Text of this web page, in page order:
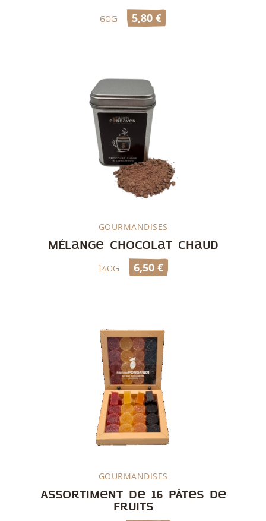
60g 5,80 €
Découvrir
Mélange chocolat chaud
GOURMANDISES
140g 6,50 €
Découvrir
Assortiment de 16 pâtes de
fruits
GOURMANDISES